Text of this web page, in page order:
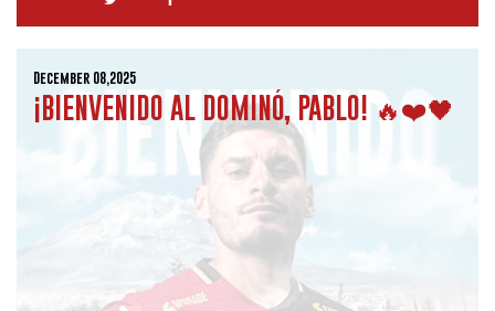
December 08,2025
¡BIENVENIDO AL DOMINÓ, PABLO! 🔥❤️🖤